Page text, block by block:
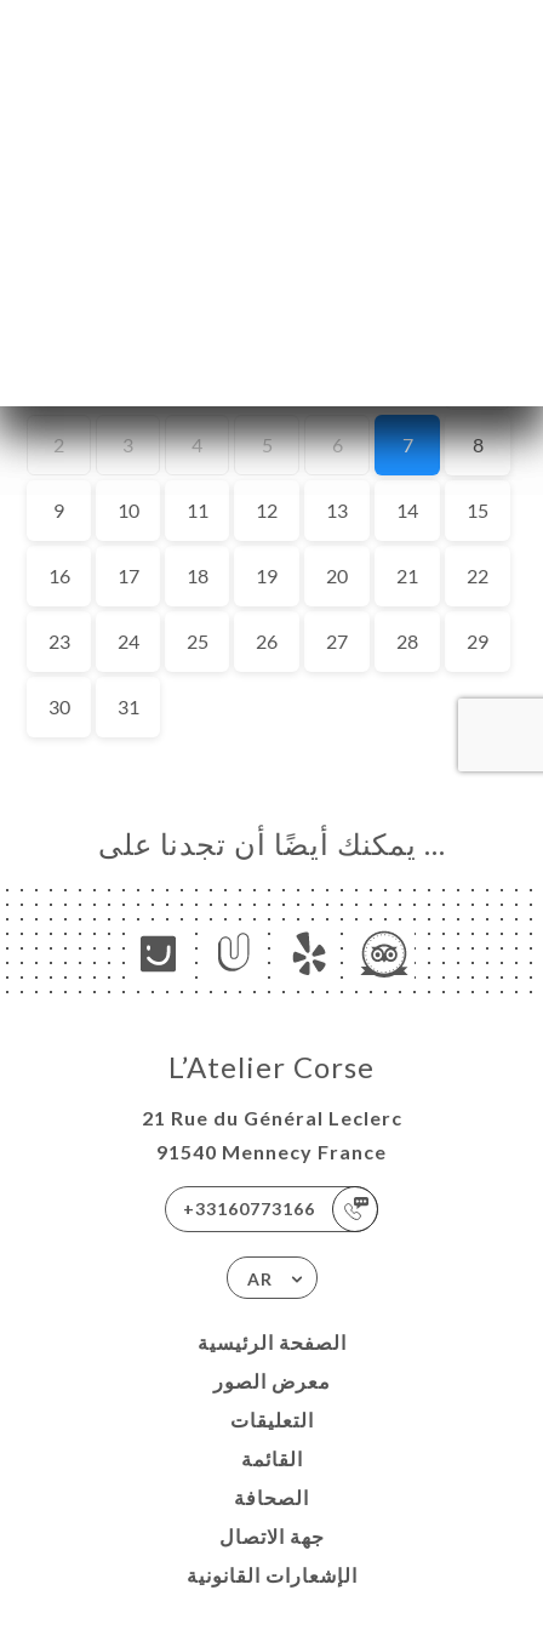
… يمكنك أيضًا أن تجدنا على
L’Atelier Corse
21 Rue du Général Leclerc
91540 Mennecy France
+33160773166
AR
الصفحة الرئيسية
معرض الصور
التعليقات
القائمة
الصحافة
جهة الاتصال
الإشعارات القانونية